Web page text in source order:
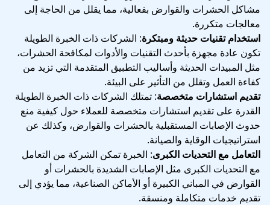
مشاكل الحشرات والقوارض بفعالية، مما يقلل من الحاجة إلى
معالجات متكررة.
استخدام تقنيات حديثة ومبتكرة: الشركات ذات الخبرة الطويلة
تكون عادة مجهزة بأحدث التقنيات والأدوات لمكافحة الحشرات،
مثل المبيدات الحديثة وأساليب التطبيق المتقدمة التي تزيد من
كفاءة العمل وتقلل من التأثير على البيئة.
تقديم استشارات متخصصة: تمتلك الشركات ذات الخبرة الطويلة
القدرة على تقديم استشارات متخصصة للعملاء حول كيفية منع
حدوث الإصابات المستقبلية بالحشرات والقوارض، وكذلك عن
استراتيجيات الوقاية والصيانة.
التعامل مع التحديات الكبرى: الخبرة تمكن الشركة من التعامل
مع التحديات الكبرى مثل الإصابات الشديدة بالحشرات أو
القوارض في المباني الكبيرة أو الأماكن الصناعية، مما يؤدي إلى
تقديم خدمات متكاملة ومنسقة.